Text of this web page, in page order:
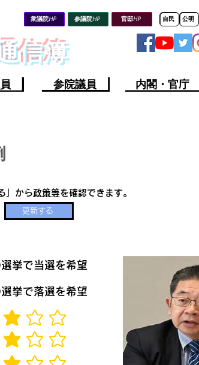
衆議院HP 参議院HP
信簿
参院議員
官邸HP 自民 公明
内閣・官庁
」から政策等を確認できます。
更新する
挙で当選を希望
挙で落選を希望